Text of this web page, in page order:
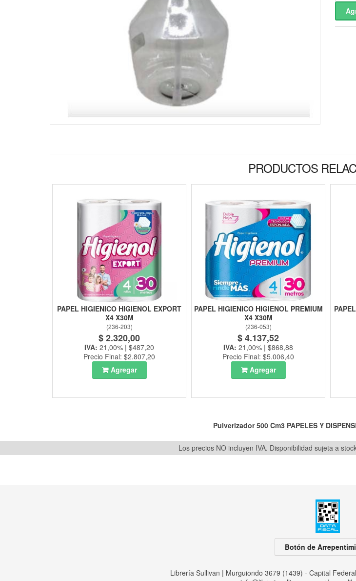
PRODUCTOS
PAPEL HIGIENICO HIGIENOL EXPORT
X4 X30M
(236-203)
$ 2.320,00
IVA: 21,00% | $487,20
Precio Final: $2.807,20
Agregar
PAPEL HIGIENICO HIGIENOL PREMIUM
X4 X30M
(236-053)
$ 4.137,52
IVA: 21,00% | $868,88
Precio Final: $5.006,40
Agregar
Pulverizador 500 Cm3 PAPELES Y
Los precios NO incluyen IVA. Disponibilidad sujeta a
Botón de
Librería Sullivan | Murguiondo 3679 (1439) - Capital